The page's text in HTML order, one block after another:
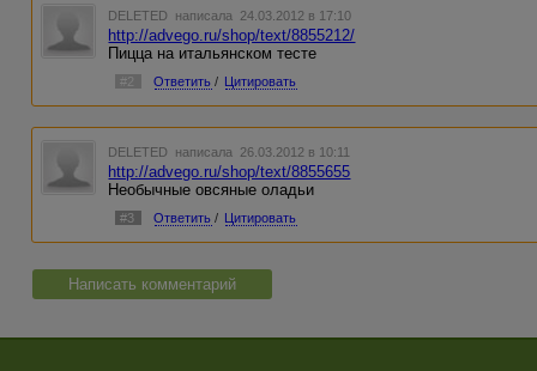
DELETED написала 24.03.2012 в 17:10
http://advego.ru/shop/text/8855212/
Пицца на итальянском тесте
#2 Ответить / Цитировать
DELETED написала 26.03.2012 в 10:11
http://advego.ru/shop/text/8855655
Необычные овсяные оладьи
#3 Ответить / Цитировать
Написать комментарий